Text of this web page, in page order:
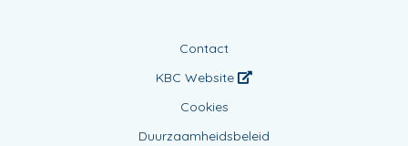
Contact
KBC Website
Cookies
Duurzaamheidsbeleid